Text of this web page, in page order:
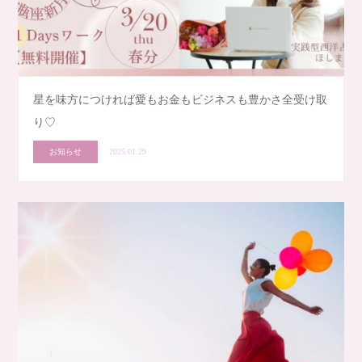
星を味方につければ愛もお金もビジネスも豊かさ全受け取
り♡
お知らせ 2025.01.29